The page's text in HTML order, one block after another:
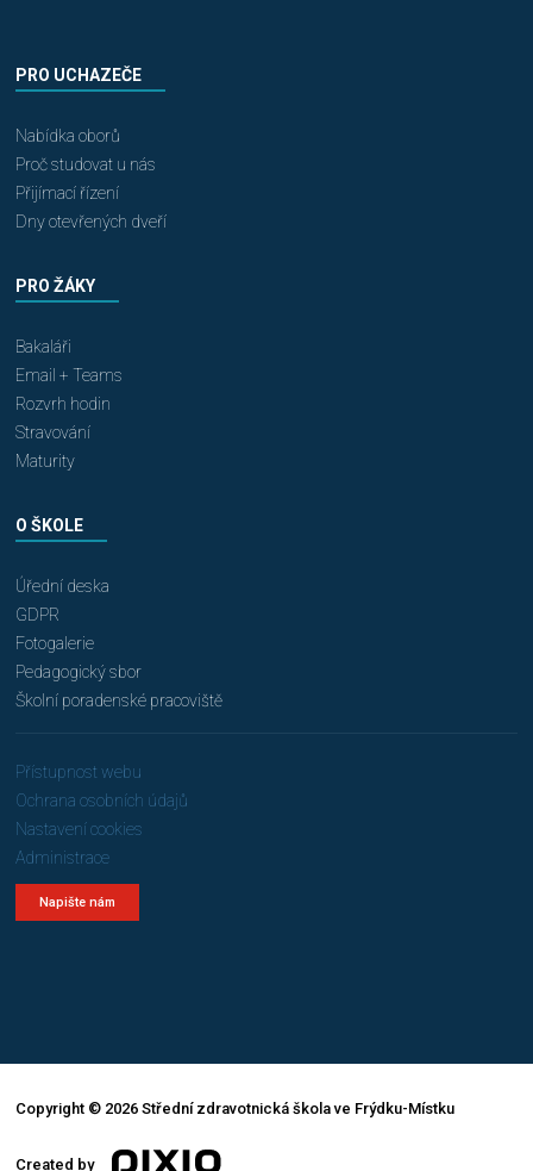
PRO UCHAZEČE
Nabídka oborů
Proč studovat u nás
Přijímací řízení
Dny otevřených dveří
PRO ŽÁKY
Bakaláři
Email + Teams
Rozvrh hodin
Stravování
Maturity
O ŠKOLE
Úřední deska
GDPR
Fotogalerie
Pedagogický sbor
Školní poradenské pracoviště
Přístupnost webu
Ochrana osobních údajů
Nastavení cookies
Administrace
Napište nám
Copyright © 2026 Střední zdravotnická škola ve Frýdku-Místku
Created by